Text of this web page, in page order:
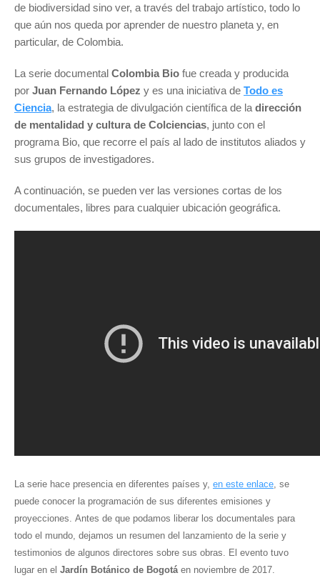
de biodiversidad sino ver, a través del trabajo artístico, todo lo
que aún nos queda por aprender de nuestro planeta y, en
particular, de Colombia.
La serie documental Colombia Bio fue creada y producida
por Juan Fernando López y es una iniciativa de Todo es
Ciencia, la estrategia de divulgación científica de la dirección
de mentalidad y cultura de Colciencias, junto con el
programa Bio, que recorre el país al lado de institutos aliados y
sus grupos de investigadores.
A continuación, se pueden ver las versiones cortas de los
documentales, libres para cualquier ubicación geográfica.
La serie hace presencia en diferentes países y, en este enlace , se
puede conocer la programación de sus diferentes emisiones y
proyecciones Antes de que podamos liberar los documentales para
todo el mundo, dejamos un resumen del lanzamiento de la serie y
testimonios de algunos directores sobre sus obras. El evento tuvo
lugar en el Jardín Botánico de Bogotá en noviembre de 2017.